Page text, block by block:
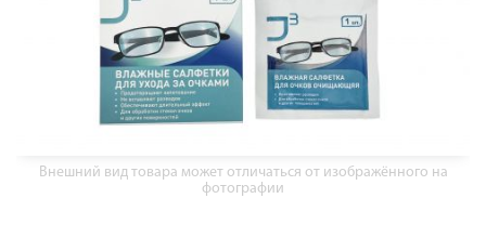
Внешний вид товара может отличаться от изображённого на
фотографии